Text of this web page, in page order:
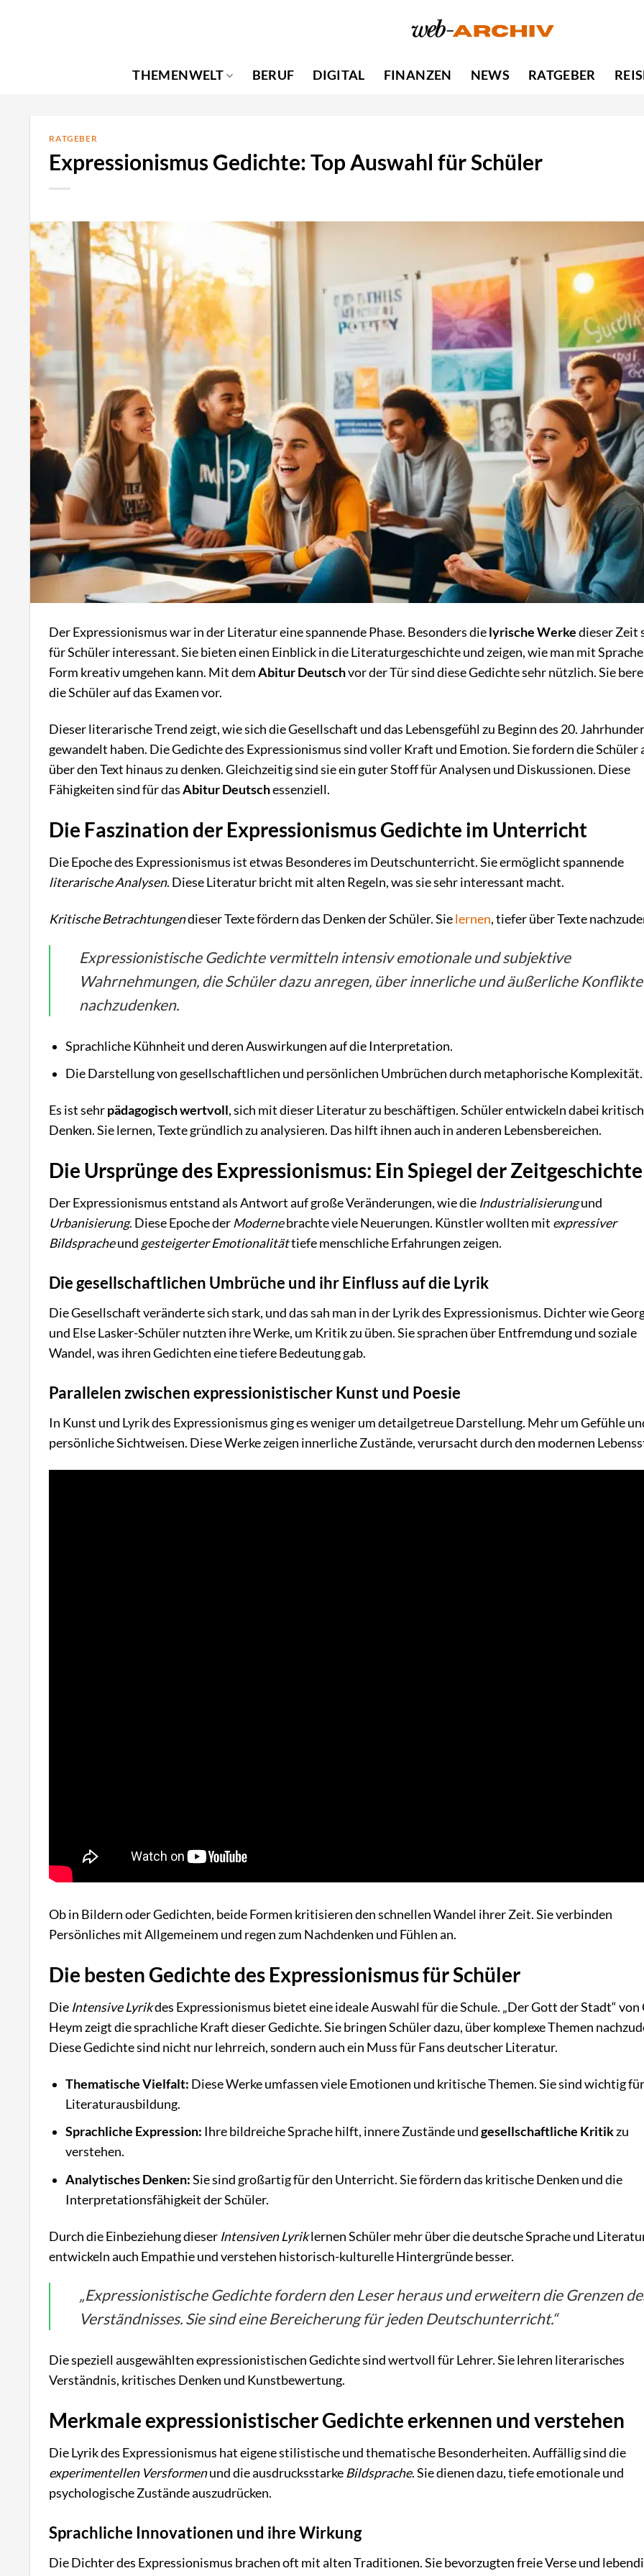
THEMENWELT
BERUF DIGITAL FINANZEN NEWS RATGEBER
RATGEBER
Expressionismus Gedichte: Top Auswahl für Schüler
Der Expressionismus war in der Literatur eine spannende Phase. Besonders dielyrische Werkedieser Zeit
für Schüler interessant. Sie bieten einen Einblick in die Literaturgeschichte und zeigen, wie man mit
Form kreativ umgehen kann. Mit demAbitur Deutschvor der Tür sind diese Gedichte sehr nützlich. Sie
die Schüler auf das Examen vor.
Dieser literarische Trend zeigt, wie sich die Gesellschaft und das Lebensgefühl zu Beginn des 20.
gewandelt haben. Die Gedichte des Expressionismus sind voller Kraft und Emotion. Sie fordern die Schüler
über den Text hinaus zu denken. Gleichzeitig sind sie ein guter Stoff für Analysen und Diskussionen. Diese
Fähigkeiten sind für dasAbitur Deutschessenziell.
Die Faszination der Expressionismus Gedichte im Unterricht
Die Epoche des Expressionismus ist etwas Besonderes im Deutschunterricht. Sie ermöglicht spannende
literarische Analysen. Diese Literatur bricht mit alten Regeln, was sie sehr interessant macht.
Kritische Betrachtungendieser Texte fördern das Denken der Schüler. Sielernen, tiefer über Texte
Expressionistische Gedichte vermitteln intensiv emotionale und subjektive
Wahrnehmungen, die Schüler dazu anregen, über innerliche und äußerliche Konflikte
nachzudenken.
Sprachliche Kühnheit und deren Auswirkungen auf die Interpretation.
Die Darstellung von gesellschaftlichen und persönlichen Umbrüchen durch metaphorische Komplexität.
Es ist sehrpädagogisch wertvoll, sich mit dieser Literatur zu beschäftigen. Schüler entwickeln dabei
Denken. Sie lernen, Texte gründlich zu analysieren. Das hilft ihnen auch in anderen Lebensbereichen.
Die Ursprünge des Expressionismus: Ein Spiegel der Zeitgeschichte
Der Expressionismus entstand als Antwort auf große Veränderungen, wie die Industrialisierungund
Urbanisierung. Diese Epoche derModernebrachte viele Neuerungen. Künstler wollten mit expressiver
Bildspracheund gesteigerter Emotionalitättiefe menschliche Erfahrungen zeigen.
Die gesellschaftlichen Umbrüche und ihr Einfluss auf die Lyrik
Die Gesellschaft veränderte sich stark, und das sah man in der Lyrik des Expressionismus. Dichter wie
und Else Lasker-Schüler nutzten ihre Werke, um Kritik zu üben. Sie sprachen über Entfremdung und soziale
Wandel, was ihren Gedichten eine tiefere Bedeutung gab.
Parallelen zwischen expressionistischer Kunst und Poesie
In Kunst und Lyrik des Expressionismus ging es weniger um detailgetreue Darstellung. Mehr um Gefühle
persönliche Sichtweisen. Diese Werke zeigen innerliche Zustände, verursacht durch den modernen
Ob in Bildern oder Gedichten, beide Formen kritisieren den schnellen Wandel ihrer Zeit. Sie verbinden
Persönliches mit Allgemeinem und regen zum Nachdenken und Fühlen an.
Die besten Gedichte des Expressionismus für Schüler
Die Intensive Lyrikdes Expressionismus bietet eine ideale Auswahl für die Schule. „Der Gott der Stadt“ von
Heym zeigt die sprachliche Kraft dieser Gedichte. Sie bringen Schüler dazu, über komplexe Themen
Diese Gedichte sind nicht nur lehrreich, sondern auch ein Muss für Fans deutscher Literatur.
Thematische Vielfalt: Diese Werke umfassen viele Emotionen und kritische Themen. Sie sind wichtig
Literaturausbildung.
Sprachliche Expression: Ihre bildreiche Sprache hilft, innere Zustände undgesellschaftliche Kritikzu
verstehen.
Analytisches Denken:Sie sind großartig für den Unterricht. Sie fördern das kritische Denken und die
Interpretationsfähigkeit der Schüler.
Durch die Einbeziehung dieser Intensiven Lyriklernen Schüler mehr über die deutsche Sprache und
entwickeln auch Empathie und verstehen historisch-kulturelle Hintergründe besser.
„Expressionistische Gedichte fordern den Leser heraus und erweitern die Grenzen
Verständnisses. Sie sind eine Bereicherung für jeden Deutschunterricht.“
Die speziell ausgewählten expressionistischen Gedichte sind wertvoll für Lehrer. Sie lehren literarisches
Verständnis, kritisches Denken und Kunstbewertung.
Merkmale expressionistischer Gedichte erkennen und verstehen
Die Lyrik des Expressionismus hat eigene stilistische und thematische Besonderheiten. Auffällig sind die
experimentellen Versformenund die ausdrucksstarkeBildsprache. Sie dienen dazu, tiefe emotionale und
psychologische Zustände auszudrücken.
Sprachliche Innovationen und ihre Wirkung
Die Dichter des Expressionismus brachen oft mit alten Traditionen. Sie bevorzugten freie Verse und